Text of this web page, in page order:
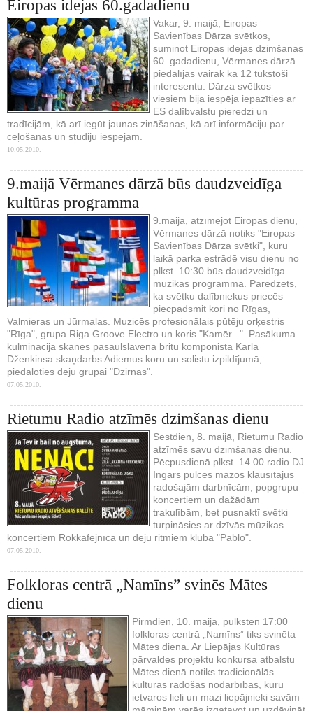
Eiropas idejas 60.gadadienu
Vakar, 9. maijā, Eiropas
Savienības Dārza svētkos,
suminot Eiropas idejas dzimšanas
60. gadadienu, Vērmanes dārzā
piedalījās vairāk kā 12 tūkstoši
interesentu. Dārza svētkos
viesiem bija iespēja iepazīties ar
ES dalībvalstu pieredzi un
tradīcijām, kā arī iegūt jaunas zināšanas, kā arī informāciju par
ceļošanas un studiju iespējām.
10.05.2010.
9.maijā Vērmanes dārzā būs daudzveidīga
kultūras programma
9.maijā, atzīmējot Eiropas dienu,
Vērmanes dārzā notiks "Eiropas
Savienības Dārza svētki", kuru
laikā parka estrādē visu dienu no
plkst. 10:30 būs daudzveidīga
mūzikas programma. Paredzēts,
ka svētku dalībniekus priecēs
piecpadsmit kori no Rīgas,
Valmieras un Jūrmalas. Muzicēs profesionālais pūtēju orķestris
"Rīga", grupa Riga Groove Electro un koris "Kamēr...". Pasākuma
kulminācijā skanēs pasaulslavenā britu komponista Karla
Dženkinsa skaņdarbs Adiemus koru un solistu izpildījumā,
piedaloties deju grupai "Dzirnas".
07.05.2010.
Rietumu Radio atzīmēs dzimšanas dienu
Sestdien, 8. maijā, Rietumu Radio
atzīmēs savu dzimšanas dienu.
Pēcpusdienā plkst. 14.00 radio DJ
Ingars pulcēs mazos klausītājus
radošajām darbnīcām, popgrupu
koncertiem un dažādām
trakulībām, bet pusnaktī svētki
turpināsies ar dzīvās mūzikas
koncertiem Rokkafejnīcā un deju ritmiem klubā "Pablo".
07.05.2010.
Folkloras centrā „Namīns” svinēs Mātes
dienu
Pirmdien, 10. maijā, pulksten 17:00
folkloras centrā „Namīns” tiks svinēta
Mātes diena. Ar Liepājas Kultūras
pārvaldes projektu konkursa atbalstu
Mātes dienā notiks tradicionālās
kultūras radošās nodarbības, kuru
ietvaros lieli un mazi liepājnieki savām